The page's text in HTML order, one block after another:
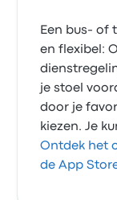
Een bus- of
en flexibel:
je stoel
door je
kiezen. Je
Ontdek het
de App